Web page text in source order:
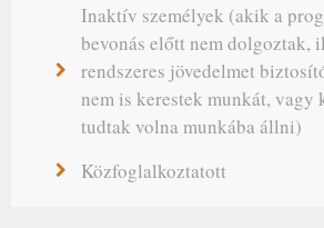
Inaktív személyek (akik a
bevonás előtt nem dolgoztak,
rendszeres jövedelmet
nem is kerestek munkát, vagy
tudtak volna munkába állni)
Közfoglalkoztatott